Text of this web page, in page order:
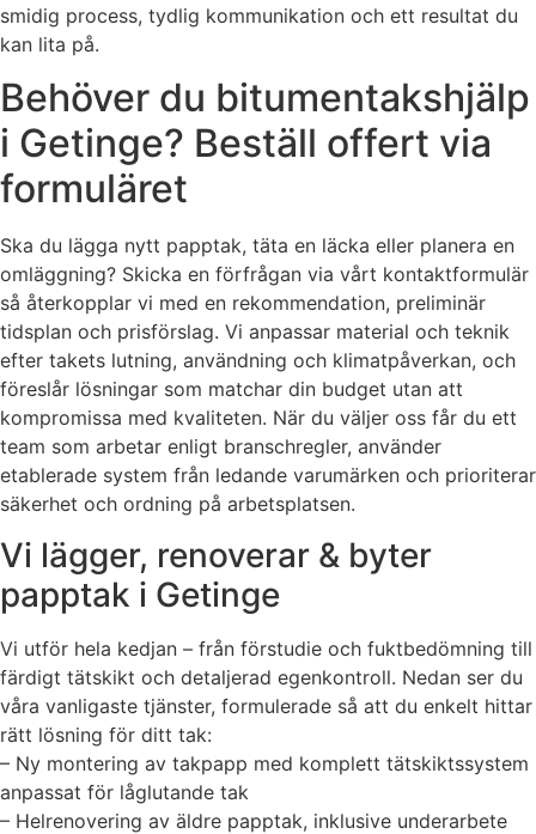
smidig process, tydlig kommunikation och ett resultat du
kan lita på.
Behöver du bitumentakshjälp
i Getinge? Beställ offert via
formuläret
Ska du lägga nytt papptak, täta en läcka eller planera en
omläggning? Skicka en förfrågan via vårt kontaktformulär
så återkopplar vi med en rekommendation, preliminär
tidsplan och prisförslag. Vi anpassar material och teknik
efter takets lutning, användning och klimatpåverkan, och
föreslår lösningar som matchar din budget utan att
kompromissa med kvaliteten. När du väljer oss får du ett
team som arbetar enligt branschregler, använder
etablerade system från ledande varumärken och prioriterar
säkerhet och ordning på arbetsplatsen.
Vi lägger, renoverar & byter
papptak i Getinge
Vi utför hela kedjan – från förstudie och fuktbedömning till
färdigt tätskikt och detaljerad egenkontroll. Nedan ser du
våra vanligaste tjänster, formulerade så att du enkelt hittar
rätt lösning för ditt tak:
– Ny montering av takpapp med komplett tätskiktssystem
anpassat för låglutande tak
– Helrenovering av äldre papptak, inklusive underarbete